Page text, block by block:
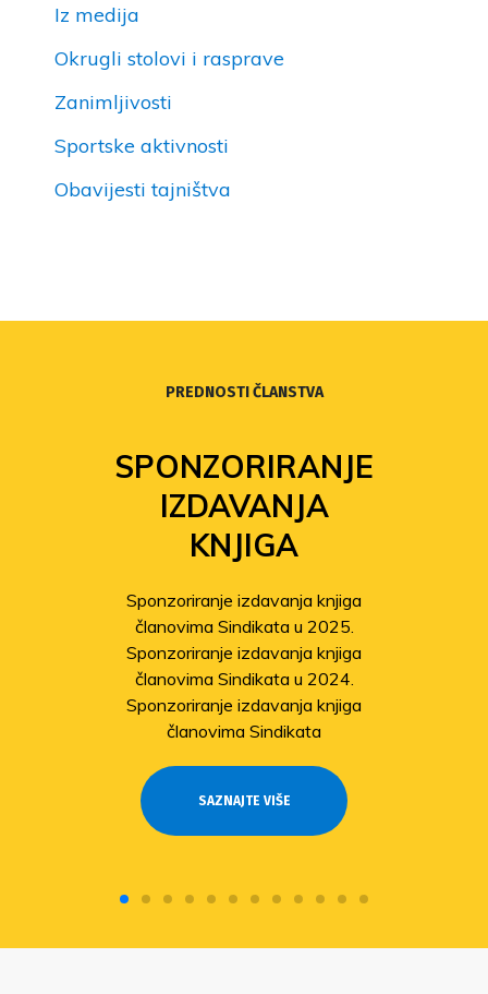
Iz medija
Okrugli stolovi i rasprave
Zanimljivosti
Sportske aktivnosti
Obavijesti tajništva
PREDNOSTI ČLANSTVA
SPONZORIRANJE
IZDAVANJA
KNJIGA
Sponzoriranje izdavanja knjiga
članovima Sindikata u 2025.
Sponzoriranje izdavanja knjiga
članovima Sindikata u 2024.
Sponzoriranje izdavanja knjiga
članovima Sindikata
SAZNAJTE VIŠE